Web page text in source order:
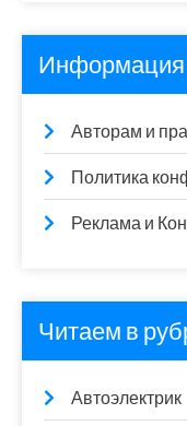
Информация
Авторам и
Политика
Реклама и
Читаем в
Автоэлектрик